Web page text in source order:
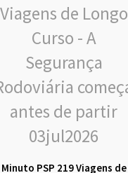
Minuto PSP 219 Viagens de